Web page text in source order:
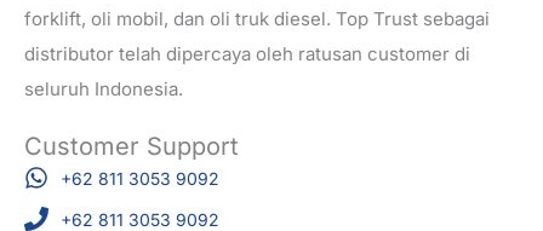
forklift, oli mobil, dan oli truk diesel. Top Trust sebagai
distributor telah dipercaya oleh ratusan customer di
seluruh Indonesia.
Customer Support
+62 811 3053 9092
+62 811 3053 9092